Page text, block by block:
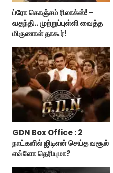
ப்ரோ கொஞ்சம் ரிலாக்ஸ்! –
வதந்தி.. முற்றுப்புள்ளி வைத்த
மிருணாள் தாகூர்!
GDN Box Office : 2
நாட்களில் ஜிடிஎன் செய்த வசூல்
எவ்ளோ தெரியுமா?